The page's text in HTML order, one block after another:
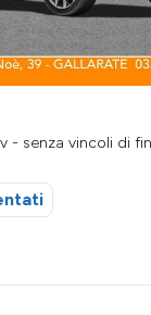
1.5 benzina 113cv - senza